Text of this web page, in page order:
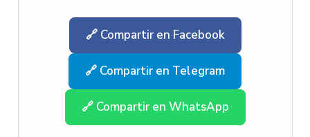
🔗 Compartir en Facebook
🔗 Compartir en Telegram
🔗 Compartir en WhatsApp